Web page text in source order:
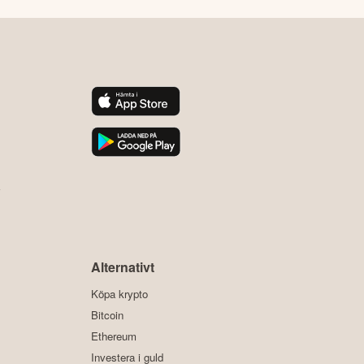
Alternativt
Köpa krypto
Bitcoin
Ethereum
Investera i guld